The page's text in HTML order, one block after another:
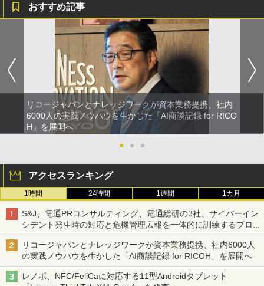
おすすめ記事
リコージャパンとナレッジワークが資本業務提携、社内
6000人の実践ノウハウを生かした「AI商談記録 for RICO
H」を展開へ
●
● ●
アクセスランキング
1時間 24時間 1週間 1カ月
S&J、電通PRコンサルティング、電通総研の3社、サイバーイン
シデント発生時の対応と危機管理広報を一体的に訓練するプログ
ラムを提供
リコージャパンとナレッジワークが資本業務提携、社内6000人
の実践ノウハウを生かした「AI商談記録 for RICOH」を展開へ
レノボ、NFC/FeliCaに対応する11型Androidタブレット